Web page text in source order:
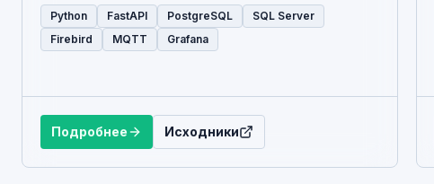
Python FastAPI PostgreSQL
SQL Server
Firebird
MQTT Grafana
Подробнее Исходники